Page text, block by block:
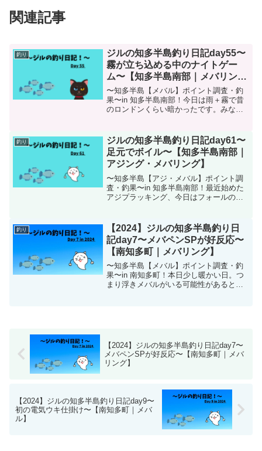
関連記事
釣り
ジルの知多半島釣り日記day55〜
霧が立ち込める中のナイトゲー
ム〜【知多半島南部｜メバリン
グ】
〜知多半島【メバル】ポイント調査・釣
果〜in 知多半島南部！今日は雨＋霧で昔
のロンドンくらい暗かったです。みなさ
みました。結果はいかに！？
釣り
ジルの知多半島釣り日記day61〜
足元でボイル〜【知多半島南部｜
アジング・メバリング】
〜知多半島【アジ・メバル】ポイント調
査・釣果〜in 知多半島南部！最近始めた
アジプラッキング、今日はフォールの間
よ！
釣り
【2024】ジルの知多半島釣り日
記day7〜メバペンSPが好反応〜
【南知多町｜メバリング】
〜知多半島【メバル】ポイント調査・釣
果〜in 南知多町！本日少し暖かい日。つ
まり浮きメバルがいる可能性があるとい
【2024】ジルの知多半島釣り日記day7〜
メバペンSPが好反応〜【南知多町｜メバ
リング】
【2024】ジルの知多半島釣り日記day9〜
初の電気ウキ仕掛け〜【南知多町｜メバ
ル】